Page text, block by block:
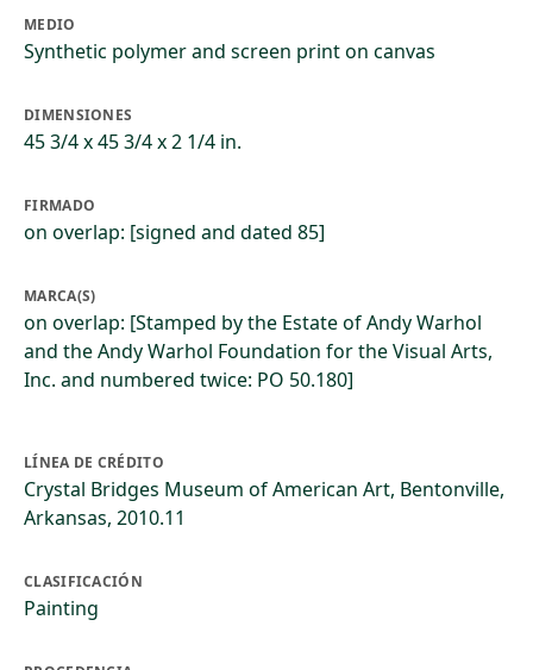
MEDIO
Synthetic polymer and screen print on canvas
DIMENSIONES
45 3/4 x 45 3/4 x 2 1/4 in.
FIRMADO
on overlap: [signed and dated 85]
MARCA(S)
on overlap: [Stamped by the Estate of Andy Warhol
and the Andy Warhol Foundation for the Visual Arts,
Inc. and numbered twice: PO 50.180]
LÍNEA DE CRÉDITO
Crystal Bridges Museum of American Art, Bentonville,
Arkansas, 2010.11
CLASIFICACIÓN
Painting